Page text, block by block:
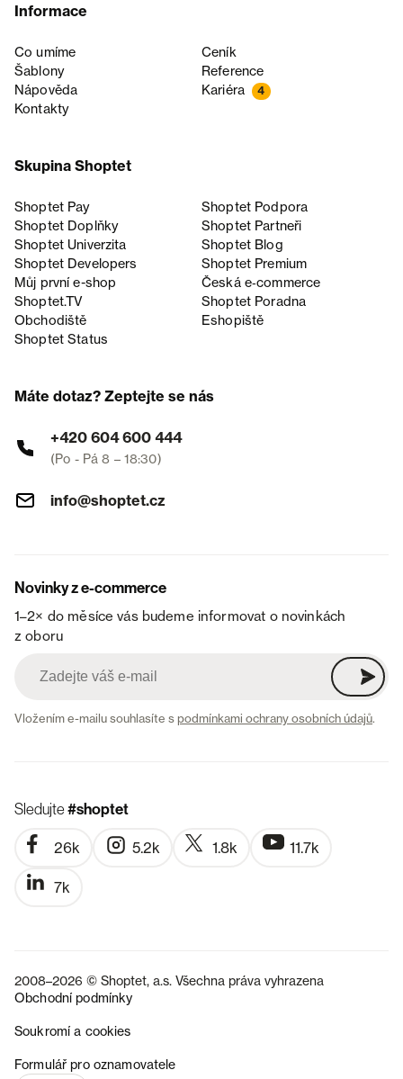
Informace
Co umíme
Ceník
Šablony
Reference
Nápověda
Kariéra 4
Kontakty
Skupina Shoptet
Shoptet Pay
Shoptet Podpora
Shoptet Doplňky
Shoptet Partneři
Shoptet Univerzita
Shoptet Blog
Shoptet Developers
Shoptet Premium
Můj první e-shop
Česká e‑commerce
Shoptet.TV
Shoptet Poradna
Obchodiště
Eshopiště
Shoptet Status
Máte dotaz? Zeptejte se nás
+420 604 600 444
(Po - Pá 8 – 18:30)
info@shoptet.cz
Novinky z e-commerce
1–2× do měsíce vás budeme informovat o novinkách
z oboru
Vložením e-mailu souhlasíte spodmínkami ochrany osobních údajů.
Sledujte#shoptet
26k 5.2k 1.8k 11.7k
7k
2008–2026 © Shoptet, a.s. Všechna práva vyhrazena
Obchodní podmínky
Soukromí a cookies
Formulář pro oznamovatele